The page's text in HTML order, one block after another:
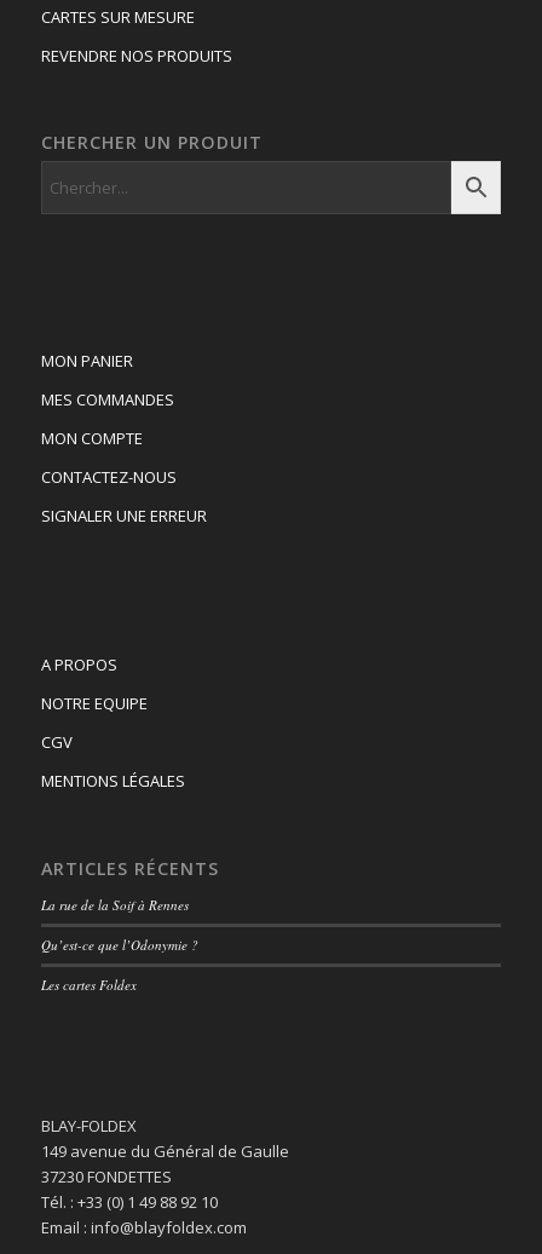
CARTES SUR MESURE
REVENDRE NOS PRODUITS
CHERCHER UN PRODUIT
MON PANIER
MES COMMANDES
MON COMPTE
CONTACTEZ-NOUS
SIGNALER UNE ERREUR
A PROPOS
NOTRE EQUIPE
CGV
MENTIONS LÉGALES
ARTICLES RÉCENTS
La rue de la Soif à Rennes
Qu’est-ce que l’Odonymie ?
Les cartes Foldex
BLAY-FOLDEX
149 avenue du Général de Gaulle
37230 FONDETTES
Tél. : +33 (0) 1 49 88 92 10
Email : info@blayfoldex.com